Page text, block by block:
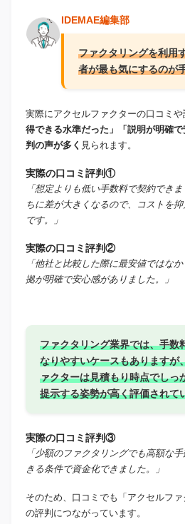
IDEMAE編集部
ファクタリングを利用
者が最も気にするのが
実際にアクセルファクターの口コミや
得できる水準だった」「説明が明確
判の声が多く 見られます。
実際の口コミ評判①
「想定よりも低い手数料で契約でき
ちに差が大きくなるので、コストを
です。」
実際の口コミ評判②
「他社と比較した際に最安値ではな
拠が明確で安心感がありました。」
ファクタリング業界では、手数
なりやすいケースもありますが
ァクターは見積もり時点でしっ
提示する姿勢が高く評価されて
実際の口コミ評判③
「少額のファクタリングでも高額な
きる条件で資金化できました。」
そのため、口コミでも「アクセルフ
の評判につながっています。